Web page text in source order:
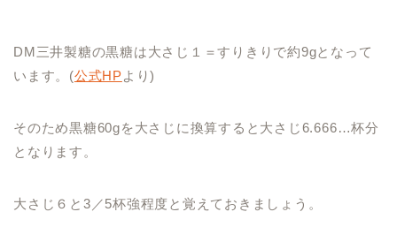
DM三井製糖の黒糖は大さじ１＝すりきりで約9gとなって
います。(公式HPより)
そのため黒糖60gを大さじに換算すると大さじ6.666…杯分
となります。
大さじ６と3／5杯強程度と覚えておきましょう。